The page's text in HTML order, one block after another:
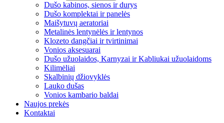
Dušo kabinos, sienos ir durys
Dušo komplektai ir panelės
Maišytuvų aeratoriai
Metalinės lentynėlės ir lentynos
Klozeto dangčiai ir tvirtinimai
Vonios aksesuarai
Dušo užuolaidos, Karnyzai ir Kabliukai užuolaidoms
Kilimėliai
Skalbinių džiovyklės
Lauko dušas
Vonios kambario baldai
Naujos prekės
Kontaktai